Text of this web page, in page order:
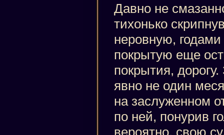
Давно не
тихонько
неровную,
покрытую еще
покрытия,
явно не один
на заслуженном
по ней, понурив
вероятно, свою